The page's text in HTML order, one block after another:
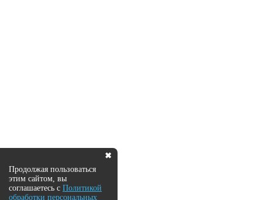
✖
Продолжая пользоваться
этим сайтом, вы
соглашаетесь с Политикой
обработки персональных